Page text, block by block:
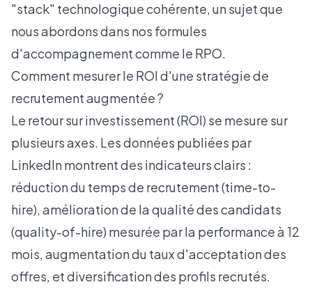
"stack" technologique cohérente, un sujet que
nous abordons dans nos formules
d'accompagnement comme le RPO.
Comment mesurer le ROI d'une stratégie de
recrutement augmentée ?
Le retour sur investissement (ROI) se mesure sur
plusieurs axes. Lesdonnées publiées par
LinkedInmontrent des indicateurs clairs :
réduction du temps de recrutement (time-to-
hire), amélioration de la qualité des candidats
(quality-of-hire) mesurée par la performance à 12
mois, augmentation du taux d'acceptation des
offres, et diversification des profils recrutés.